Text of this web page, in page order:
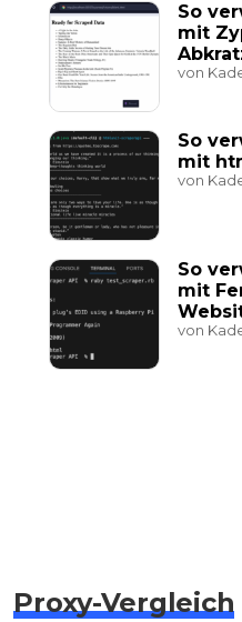
So
mit
von
So
mit
von
So
mit
von
Proxy-Vergleich